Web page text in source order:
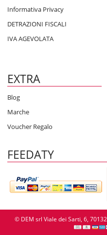
Informativa Privacy
DETRAZIONI FISCALI
IVA AGEVOLATA
EXTRA
Blog
Marche
Voucher Regalo
FEEDATY
© DEM srl Viale dei Sarti, 6,